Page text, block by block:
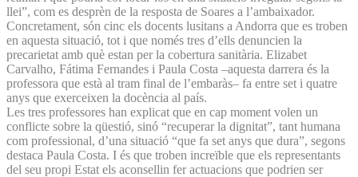
llei”, com es desprèn de la resposta de Soares a l’ambaixador.
Concretament, són cinc els docents lusitans a Andorra que es troben
en aquesta situació, tot i que només tres d’ells denuncien la
precarietat amb què estan per la cobertura sanitària. Elizabet
Carvalho, Fátima Fernandes i Paula Costa –aquesta darrera és la
professora que està al tram final de l’embaràs– fa entre set i quatre
anys que exerceixen la docència al país.
Les tres professores han explicat que en cap moment volen un
conflicte sobre la qüestió, sinó “recuperar la dignitat”, tant humana
com professional, d’una situació “que fa set anys que dura”, segons
destaca Paula Costa. I és que troben increïble que els representants
del seu propi Estat els aconsellin fer actuacions que podrien ser